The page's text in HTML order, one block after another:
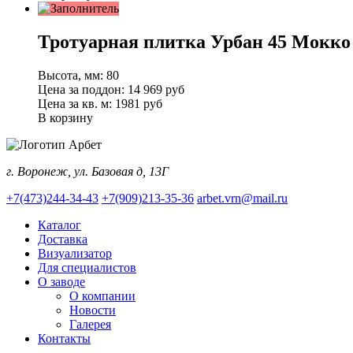
Тротуарная плитка Урбан 45
Высота, мм: 80
Цена за поддон: 14 969 руб
Цена за кв. м: 1981 руб
В корзину
г. Воронеж, ул. Базовая д, 13Г
+7(473)244-34-43 +7(909)213-35-36 arbet.vrn@mail.ru
Каталог
Доставка
Визуализатор
Для специалистов
О заводе
О компании
Новости
Галерея
Контакты